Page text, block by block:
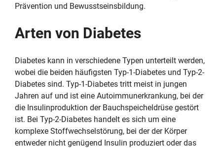
Prävention und Bewusstseinsbildung.
Arten von Diabetes
Diabetes kann in verschiedene Typen unterteilt werden,
wobei die beiden häufigsten Typ-1-Diabetes und Typ-2-
Diabetes sind. Typ-1-Diabetes tritt meist in jungen
Jahren auf und ist eine Autoimmunerkrankung, bei der
die Insulinproduktion der Bauchspeicheldrüse gestört
ist. Bei Typ-2-Diabetes handelt es sich um eine
komplexe Stoffwechselstörung, bei der der Körper
entweder nicht genügend Insulin produziert oder das